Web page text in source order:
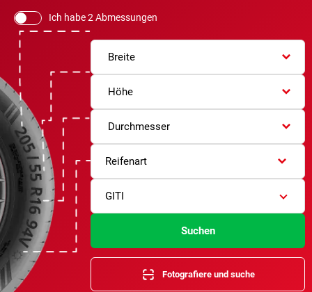
Ich habe 2 Abmessungen
Breite
Höhe
Durchmesser
Reifenart
GITI
Suchen
Fotografiere und suche